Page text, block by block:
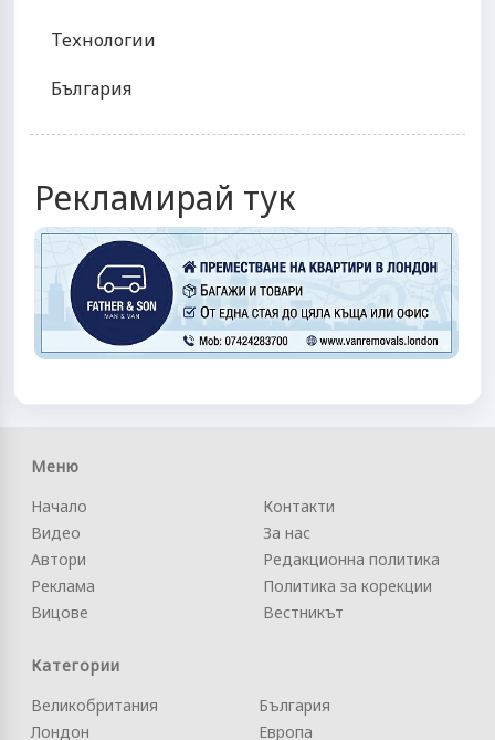
Технологии
България
Рекламирай тук
Меню
Начало
Видео
Автори
Реклама
Вицове
Контакти
За нас
Редакционна политика
Политика за корекции
Вестникът
Категории
Великобритания
Лондон
България
Европа